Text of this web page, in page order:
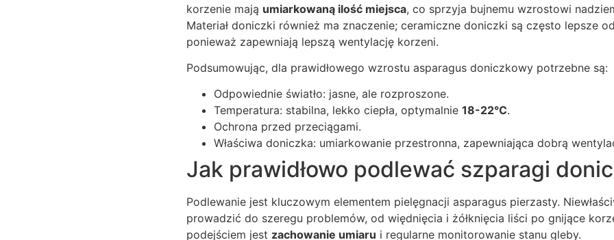
korzenie mają umiarkowaną ilość miejsca, co sprzyja bujnemu wzrostowi
Materiał doniczki również ma znaczenie; ceramiczne doniczki są często lepsze
ponieważ zapewniają lepszą wentylację korzeni.
Podsumowując, dla prawidłowego wzrostu asparagus doniczkowy potrzebne są:
Odpowiednie światło: jasne, ale rozproszone.
Temperatura: stabilna, lekko ciepła, optymalnie 18-22°C.
Ochrona przed przeciągami.
Właściwa doniczka: umiarkowanie przestronna, zapewniająca dobrą
Jak prawidłowo podlewać szparagi
Podlewanie jest kluczowym elementem pielęgnacji asparagus pierzasty.
prowadzić do szeregu problemów, od więdnięcia i żółknięcia liści po gnijące
podejściem jest zachowanie umiaru i regularne monitorowanie stanu gleby.